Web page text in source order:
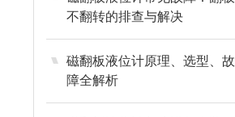
不翻转的排查与解决
磁翻板液位计原理、选型、故
障全解析